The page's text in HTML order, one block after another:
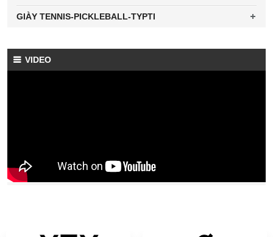
GIÀY TENNIS-PICKLEBALL-TYPTI
VIDEO